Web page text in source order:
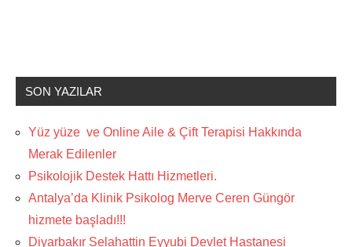
SON YAZILAR
Yüz yüze ve Online Aile & Çift Terapisi Hakkında
Merak Edilenler
Psikolojik Destek Hattı Hizmetleri.
Antalya’da Klinik Psikolog Merve Ceren Güngör
hizmete başladı!!!
Diyarbakır Selahattin Eyyubi Devlet Hastanesi